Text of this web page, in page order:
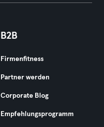
B2B
Firmenfitness
Partner werden
Corporate Blog
Empfehlungsprogramm